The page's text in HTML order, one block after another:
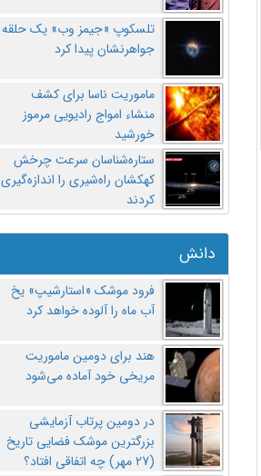
تلسکوپ «جیمز وب» یک حلقه
جواهرنشان پیدا کرد
ماموریت ناسا برای کشف
منشاء امواج رادیویی مرموز
خورشید
ستاره‌شناسان سرعت چرخش
کهکشان راه‌شیری را اندازه‌گیری
کردند
دانش
فرود موشک «استارشیپ» یخ
آب ماه را آلوده خواهد کرد
هند برای دومین ماموریت
مریخی خود آماده می‌شود
در دومین پرتاب آزمایشی
بزرگترین موشک فضایی تاریخ
(27 مهر‌) چه اتفاقی افتاد؟